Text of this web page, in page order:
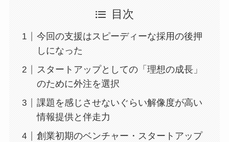
目次
今回の支援はスピーディーな採用の後押
しになった
スタートアップとしての「理想の成長」
のために外注を選択
課題を感じさせないぐらい解像度が高い
情報提供と伴走力
創業初期のベンチャー・スタートアップ